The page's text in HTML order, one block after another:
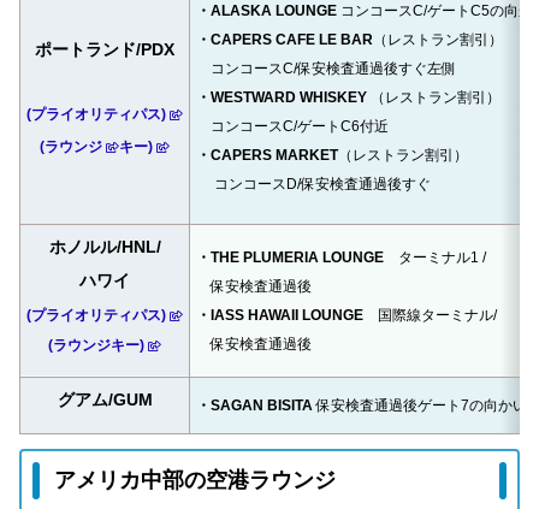
ポートランド/PDX
(プライオリティパス)
(ラウンジ
キー)
・ALASKA LOUNGEコンコースC/ゲートC5の向か
・CAPERS CAFE LE BAR （レストラン割引）
コンコースC/保安検査通過後すぐ左側
・WESTWARD WHISKEY（レストラン割引）
コンコースC/ゲートC6付近
・CAPERS MARKET（レストラン割引）
コンコースD/保安検査通過後すぐ
ホノルル/HNL/
ハワイ
(プライオリティパス)
(ラウンジキー)
・THE PLUMERIA LOUNGEターミナル1 /
保安検査通過後
・IASS HAWAII LOUNGE 国際線ターミナル/
保安検査通過後
グアム/GUM ・SAGAN BISITA保安検査通過後ゲート7の向かい
アメリカ中部の空港ラウンジ